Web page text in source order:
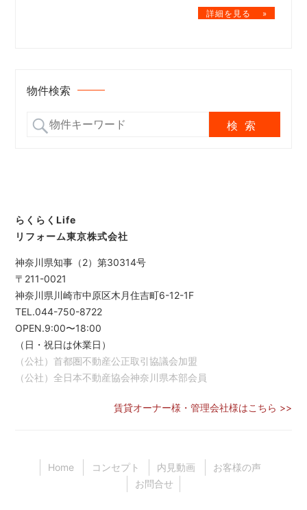
物件検索
らくらくLife
リフォーム東京株式会社
神奈川県知事（2）第30314号
〒211-0021
神奈川県川崎市中原区木月住吉町6-12-1F
TEL.044-750-8722
OPEN.9:00〜18:00
（日・祝日は休業日）
（公社）首都圏不動産公正取引協議会加盟
（公社）全日本不動産協会神奈川県本部会員
賃貸オーナー様・管理会社様はこちら >>
Home コンセプト 内見動画
お客様の声
お問合せ